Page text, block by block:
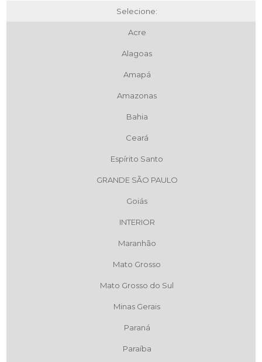
Selecione:
Acre
Alagoas
Amapá
Amazonas
Bahia
Ceará
Espírito Santo
GRANDE SÃO PAULO
Goiás
INTERIOR
Maranhão
Mato Grosso
Mato Grosso do Sul
Minas Gerais
Paraná
Paraíba